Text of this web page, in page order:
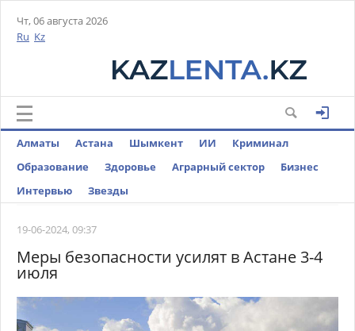
Чт, 06 августа 2026
Ru Kz
Алматы Астана Шымкент ИИ
Криминал
Образование
Здоровье Аграрный сектор
Бизнес
Интервью
Звезды
19-06-2024, 09:37
Меры безопасности усилят в Астане 3-4
июля